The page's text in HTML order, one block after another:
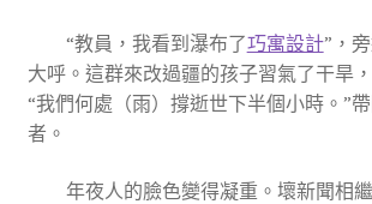
“教員，我看到瀑布了巧寓設計”，
大呼。這群來改過疆的孩子習氣了干旱
“我們何處（雨）撐逝世下半個小時。”
者。
年夜人的臉色變得凝重。壞新聞相